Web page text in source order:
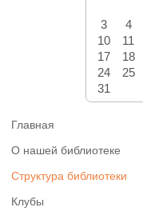
3
4
10
11
17
18
24
25
31
Главная
О нашей библиотеке
Структура библиотеки
Клубы